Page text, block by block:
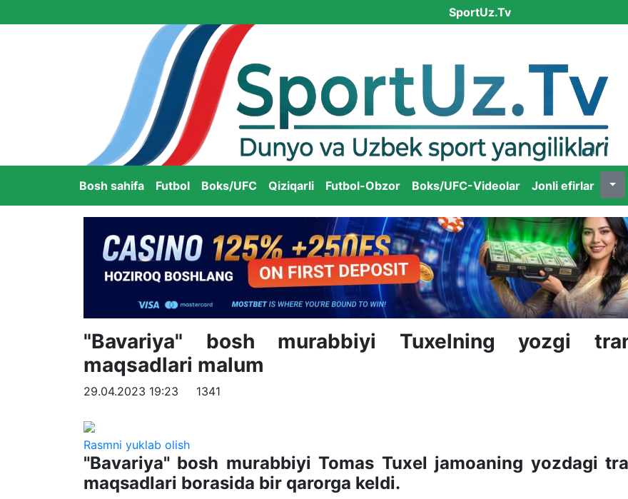
SportUz.Tv
Bosh sahifa Futbol Boks/UFC Qiziqarli Futbol-Obzor Boks/UFC-Videolar Jonli efirlar
"Bavariya" bosh murabbiyi Tuxelning yozgi
maqsadlari malum
29.04.2023 19:23 1341
Rasmni yuklab olish
"Bavariya" bosh murabbiyi Tomas Tuxel jamoaning yozdagi
maqsadlari borasida bir qarorga keldi.